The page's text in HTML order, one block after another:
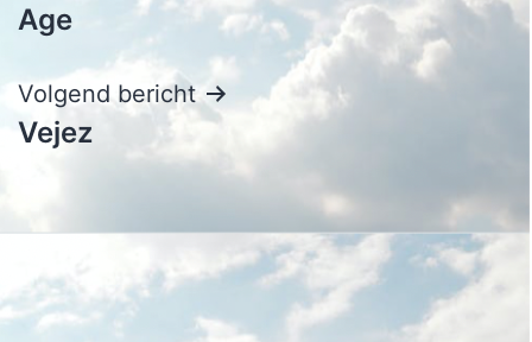
navigatie
Age
Volgend bericht
Vejez